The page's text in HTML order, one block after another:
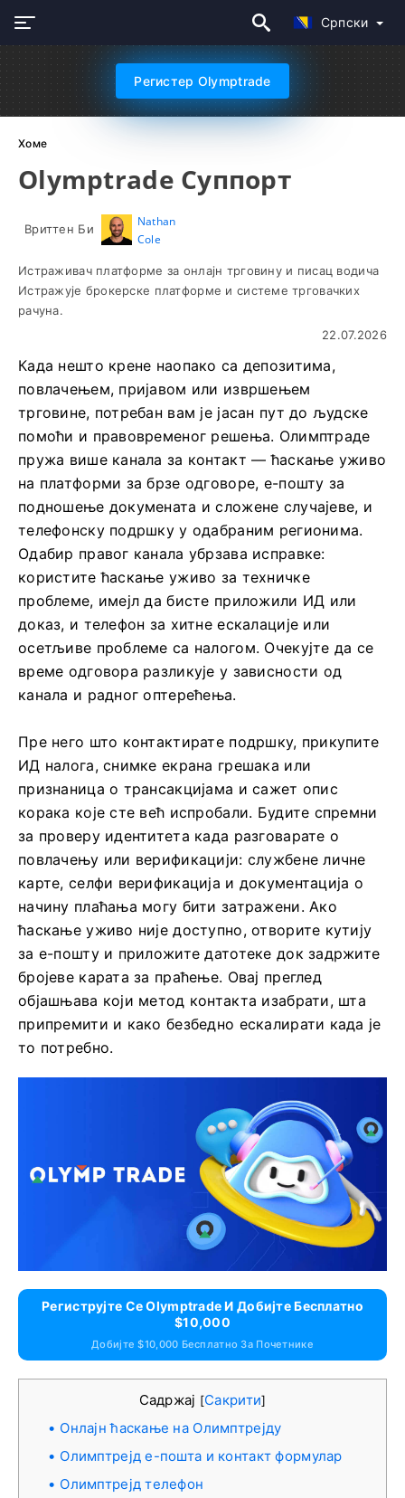
Српски
Регистер Olymptrade
Хоме
Olymptrade Суппорт
Вриттен Би
Nathan
Cole
Истраживач платформе за онлајн трговину и писац водича
Истражује брокерске платформе и системе трговачких
рачуна.
22.07.2026
Када нешто крене наопако са депозитима,
повлачењем, пријавом или извршењем
трговине, потребан вам је јасан пут до људске
помоћи и правовременог решења. Олимптраде
пружа више канала за контакт — ћаскање уживо
на платформи за брзе одговоре, е-пошту за
подношење докумената и сложене случајеве, и
телефонску подршку у одабраним регионима.
Одабир правог канала убрзава исправке:
користите ћаскање уживо за техничке
проблеме, имејл да бисте приложили ИД или
доказ, и телефон за хитне ескалације или
осетљиве проблеме са налогом. Очекујте да се
време одговора разликује у зависности од
канала и радног оптерећења.
Пре него што контактирате подршку, прикупите
ИД налога, снимке екрана грешака или
признаница о трансакцијама и сажет опис
корака које сте већ испробали. Будите спремни
за проверу идентитета када разговарате о
повлачењу или верификацији: службене личне
карте, селфи верификација и документација о
начину плаћања могу бити затражени. Ако
ћаскање уживо није доступно, отворите кутију
за е-пошту и приложите датотеке док задржите
бројеве карата за праћење. Овај преглед
објашњава који метод контакта изабрати, шта
припремити и како безбедно ескалирати када је
то потребно.
Региструјте Се Olymptrade И Добијте Бесплатно
$10,000
Добијте $10,000 Бесплатно За Почетнике
Садржај [Сакрити]
Онлајн ћаскање на Олимптрејду
Олимптрејд е-пошта и контакт формулар
Олимптрејд телефон